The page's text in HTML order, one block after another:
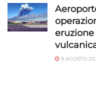
8 AGOSTO